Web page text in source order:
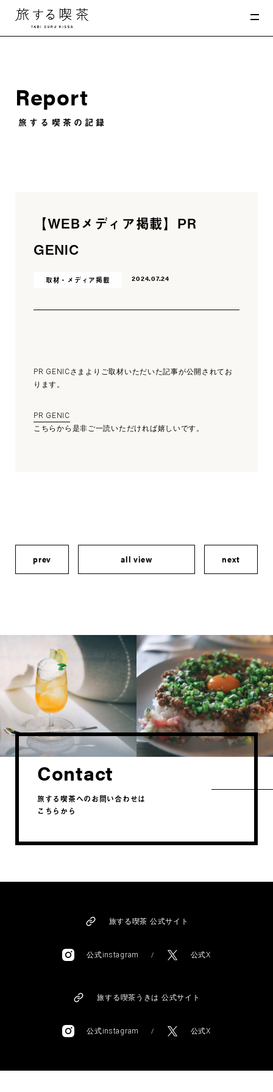
Report
旅する喫茶の記録
【WEBメディア掲載】PR
GENIC
取材・メディア掲載 2024.07.24
PR GENICさまよりご取材いただいた記事が公開されてお
ります。
PR GENIC
こちらから是非ご一読いただければ嬉しいです。
prev all view next
Contact
旅する喫茶へのお問い合わせは
こちらから
旅する喫茶 公式サイト
公式instagram / 公式X
旅する喫茶うきは 公式サイト
公式instagram / 公式X